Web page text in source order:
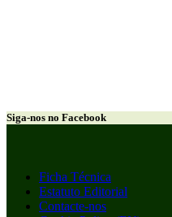
Siga-nos no Facebook
Ficha Técnica
Estatuto Editorial
Contacte-nos